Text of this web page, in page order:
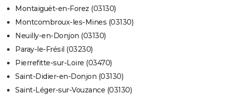
Montaiguët-en-Forez (03130)
Montcombroux-les-Mines (03130)
Neuilly-en-Donjon (03130)
Paray-le-Frésil (03230)
Pierrefitte-sur-Loire (03470)
Saint-Didier-en-Donjon (03130)
Saint-Léger-sur-Vouzance (03130)